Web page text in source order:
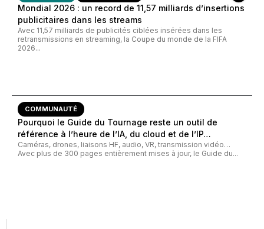
Mondial 2026 : un record de 11,57 milliards d’insertions
publicitaires dans les streams
Avec 11,57 milliards de publicités ciblées insérées dans les
retransmissions en streaming, la Coupe du monde de la FIFA
2026...
COMMUNAUTÉ
Pourquoi le Guide du Tournage reste un outil de
référence à l’heure de l’IA, du cloud et de l’IP…
Caméras, drones, liaisons HF, audio, VR, transmission vidéo…
Avec plus de 300 pages entièrement mises à jour, le Guide du...